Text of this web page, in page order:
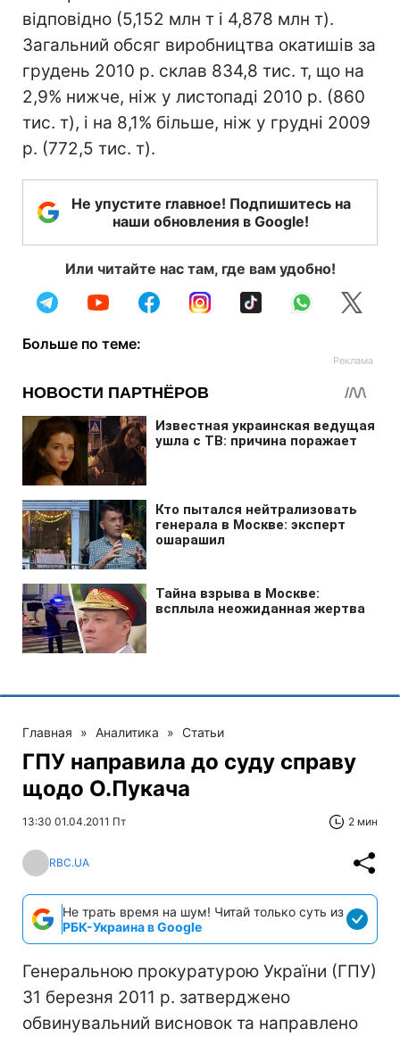
відповідно (5,152 млн т і 4,878 млн т).
Загальний обсяг виробництва окатишів за
грудень 2010 р. склав 834,8 тис. т, що на
2,9% нижче, ніж у листопаді 2010 р. (860
тис. т), і на 8,1% більше, ніж у грудні 2009
р. (772,5 тис. т).
Не упустите главное! Подпишитесь на
наши обновления в Google!
Или читайте нас там, где вам удобно!
Больше по теме:
Главная » Аналитика » Статьи
ГПУ направила до суду справу
щодо О.Пукача
13:30 01.04.2011 Пт 2 мин
RBC.UA
Не трать время на шум! Читай только суть из
РБК-Украина в Google
Генеральною прокуратурою України (ГПУ)
31 березня 2011 р. затверджено
обвинувальний висновок та направлено